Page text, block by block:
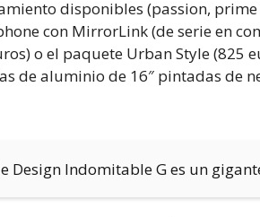
disponibles (passion,
con MirrorLink (de serie en
o el paquete Urban Style (825
de aluminio de 16″ pintadas de
Design Indomitable G es un